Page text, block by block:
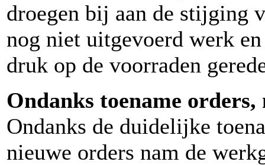
droegen bij aan de stijging
nog niet uitgevoerd werk
druk op de voorraden
Ondanks toename
Ondanks de duidelijke
nieuwe orders nam de